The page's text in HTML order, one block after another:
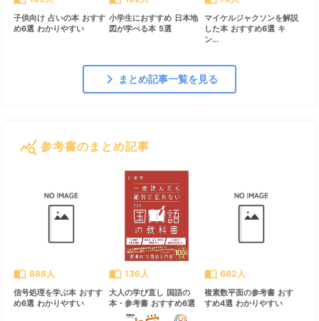
子供向け 占いの本 おすす
め6選 わかりやすい
小学生におすすめ 日本地
図が学べる本 5選
マイケルジャクソンを解説
した本 おすすめ6選 キ
ン...
chevron_right まとめ記事一覧を見る
query_stats 参考書のまとめ記事
import_contacts 888人
信号処理を学ぶ本 おすす
め6選 わかりやすい
import_contacts 136人
大人の学び直し 国語の
本・参考書 おすすめ6選
import_contacts 682人
複素数平面の参考書 おす
すめ4選 わかりやすい